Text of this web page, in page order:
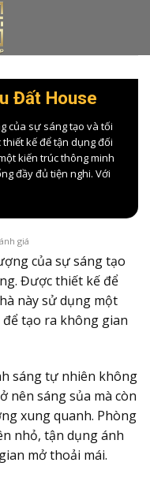
Đất House
của sự sáng tạo và tối
kế để tận dụng đối
kiến trúc thông minh
đầy đủ tiện nghi. Với
giá
của sự sáng tạo
Được thiết kế để
này sử dụng một
tạo ra không gian
sáng tự nhiên không
nên sáng sủa mà còn
xung quanh. Phòng
nhỏ, tận dụng ánh
mở thoải mái.